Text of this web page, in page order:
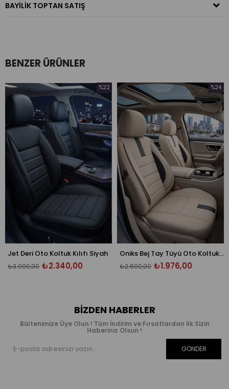
BAYILIK TOPTAN SATIŞ
BENZER ÜRÜNLER
Oto Koltuk Kılıfı Siyah
₺2.340,00
%22
İndirim
%22İndirim
Oniks Bej Tay Tüyü Oto Koltuk Kılıfı - Ön Arka 5 Koltuk Tam Set - Üniversal
₺1.976,00
₺2.600,00
%24
İndirim
%24İndirim
BIZDEN HABERLER
Bültenimize Üye Olun ! Tüm İndirim ve Fırsatlardan İlk Sizin
Haberiniz Olsun !
GÖNDER